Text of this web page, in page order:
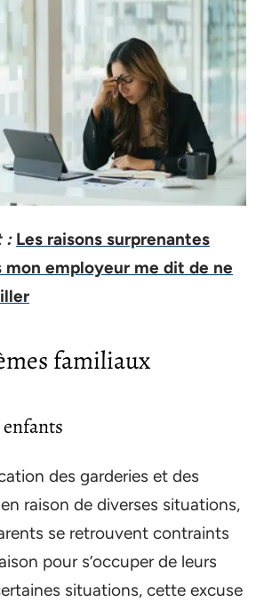
: Les raisons surprenantes
mon employeur me dit de ne
familiaux
enfants
des garderies et des
raison de diverses situations,
se retrouvent contraints
pour s’occuper de leurs
situations, cette excuse